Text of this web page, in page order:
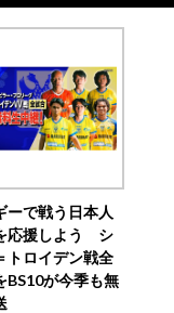
ーで戦う日本人
応援しよう シ
トロイデン戦全
BS10が今季も無